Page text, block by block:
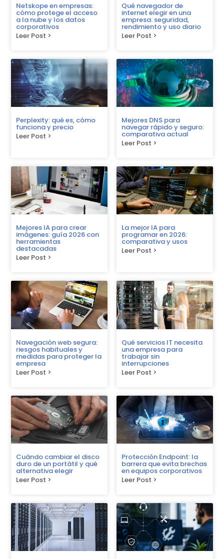
Netskope en empresas:
cómo protege el acceso
a la nube y los datos
corporativos
Leer Post >
Qué navegador de
internet elegir en una
empresa: seguridad,
rendimiento y uso diario
Leer Post >
Perplexity: qué es, cómo
funciona y precio
Leer Post >
Mejores DNS para
navegar rápido y seguro:
comparativa actual
Leer Post >
Mejores IA para crear
imágenes: guía 2026 con
herramientas
destacadas
Leer Post >
La mejor IA para
programar en 2026:
comparativa y usos
Leer Post >
Navegación web segura:
riesgos habituales y
medidas para proteger la
empresa
Leer Post >
Qué servicios IT necesita
una empresa para
trabajar sin
interrupciones
Leer Post >
Cuándo cambiar el disco
duro de un portátil y qué
alternativa elegir
Leer Post >
Protección Endpoint: la
barrera que evita brechas
en equipos corporativos
Leer Post >